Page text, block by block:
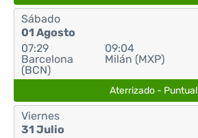
Sábado
01 Agosto
07:29
Barcelona
(BCN)
09:04
Milán (MXP)
Aterrizado - Puntual
Viernes
31 Julio